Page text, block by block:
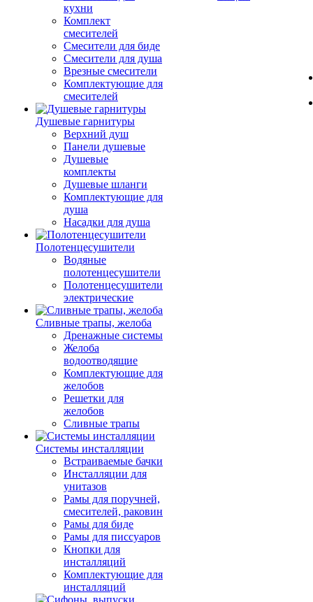
кухни
Комплект
смесителей
Смесители для биде
Смесители для душа
Врезные смесители
Комплектующие для
смесителей
Душевые гарнитуры
Верхний душ
Панели душевые
Душевые
комплекты
Душевые шланги
Комплектующие для
душа
Насадки для душа
Полотенцесушители
Водяные
полотенцесушители
Полотенцесушители
электрические
Сливные трапы, желоба
Дренажные системы
Желоба
водоотводящие
Комплектующие для
желобов
Решетки для
желобов
Сливные трапы
Системы инсталляции
Встраиваемые бачки
Инсталляции для
унитазов
Рамы для поручней,
смесителей, раковин
Рамы для биде
Рамы для писсуаров
Кнопки для
инсталляций
Комплектующие для
инсталляций